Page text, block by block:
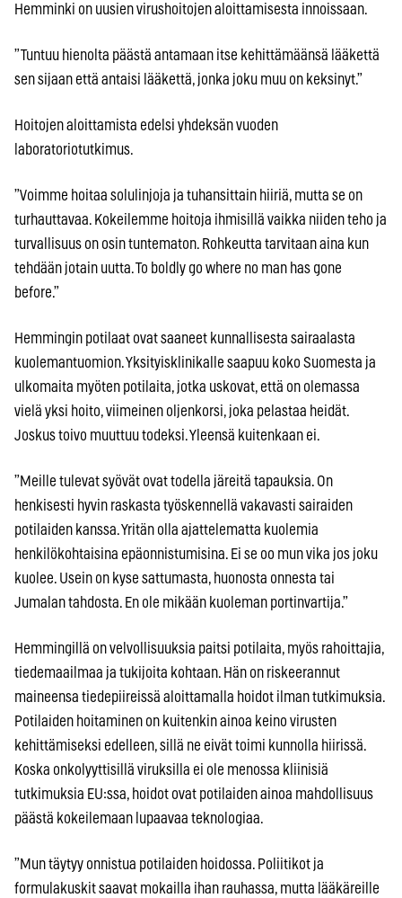
Hemminki on uusien virushoitojen aloittamisesta innoissaan.
”Tuntuu hienolta päästä antamaan itse kehittämäänsä lääkettä
sen sijaan että antaisi lääkettä, jonka joku muu on keksinyt.”
Hoitojen aloittamista edelsi yhdeksän vuoden
laboratoriotutkimus.
”Voimme hoitaa solulinjoja ja tuhansittain hiiriä, mutta se on
turhauttavaa. Kokeilemme hoitoja ihmisillä vaikka niiden teho ja
turvallisuus on osin tuntematon. Rohkeutta tarvitaan aina kun
tehdään jotain uutta. To boldly go where no man has gone
before.”
Hemmingin potilaat ovat saaneet kunnallisesta sairaalasta
kuolemantuomion. Yksityisklinikalle saapuu koko Suomesta ja
ulkomaita myöten potilaita, jotka uskovat, että on olemassa
vielä yksi hoito, viimeinen oljenkorsi, joka pelastaa heidät.
Joskus toivo muuttuu todeksi. Yleensä kuitenkaan ei.
”Meille tulevat syövät ovat todella järeitä tapauksia. On
henkisesti hyvin raskasta työskennellä vakavasti sairaiden
potilaiden kanssa. Yritän olla ajattelematta kuolemia
henkilökohtaisina epäonnistumisina. Ei se oo mun vika jos joku
kuolee. Usein on kyse sattumasta, huonosta onnesta tai
Jumalan tahdosta. En ole mikään kuoleman portinvartija.”
Hemmingillä on velvollisuuksia paitsi potilaita, myös rahoittajia,
tiedemaailmaa ja tukijoita kohtaan. Hän on riskeerannut
maineensa tiedepiireissä aloittamalla hoidot ilman tutkimuksia.
Potilaiden hoitaminen on kuitenkin ainoa keino virusten
kehittämiseksi edelleen, sillä ne eivät toimi kunnolla hiirissä.
Koska onkolyyttisillä viruksilla ei ole menossa kliinisiä
tutkimuksia EU:ssa, hoidot ovat potilaiden ainoa mahdollisuus
päästä kokeilemaan lupaavaa teknologiaa.
”Mun täytyy onnistua potilaiden hoidossa. Poliitikot ja
formulakuskit saavat mokailla ihan rauhassa, mutta lääkäreille